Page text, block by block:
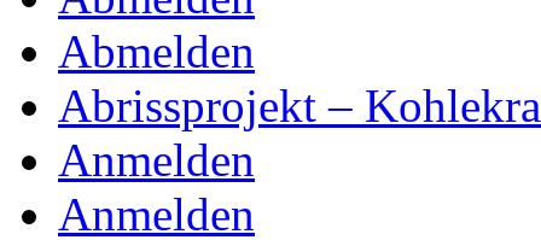
Abmelden
Abrissprojekt –
Anmelden
Anmelden